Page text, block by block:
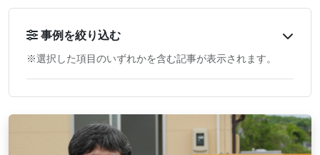
事例を絞り込む
※選択した項目のいずれかを含む記事が表示されます。